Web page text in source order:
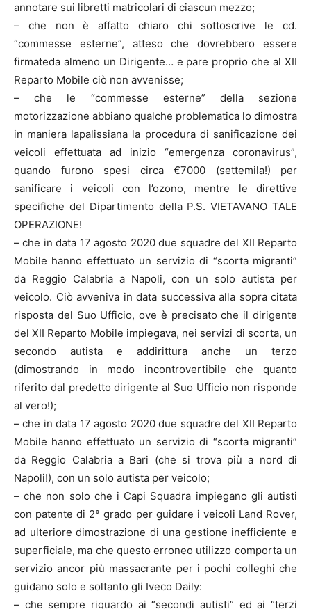
annotare sui libretti matricolari di ciascun mezzo;
– che non è affatto chiaro chi sottoscrive le cd.
“commesse esterne”, atteso che dovrebbero essere
firmateda almeno un Dirigente… e pare proprio che al XII
Reparto Mobile ciò non avvenisse;
– che le “commesse esterne” della sezione
motorizzazione abbiano qualche problematica lo dimostra
in maniera lapalissiana la procedura di sanificazione dei
veicoli effettuata ad inizio “emergenza coronavirus”,
quando furono spesi circa €7000 (settemila!) per
sanificare i veicoli con l’ozono, mentre le direttive
specifiche del Dipartimento della P.S. VIETAVANO TALE
OPERAZIONE!
– che in data 17 agosto 2020 due squadre del XII Reparto
Mobile hanno effettuato un servizio di “scorta migranti”
da Reggio Calabria a Napoli, con un solo autista per
veicolo. Ciò avveniva in data successiva alla sopra citata
risposta del Suo Ufficio, ove è precisato che il dirigente
del XII Reparto Mobile impiegava, nei servizi di scorta, un
secondo autista e addirittura anche un terzo
(dimostrando in modo incontrovertibile che quanto
riferito dal predetto dirigente al Suo Ufficio non risponde
al vero!);
– che in data 17 agosto 2020 due squadre del XII Reparto
Mobile hanno effettuato un servizio di “scorta migranti”
da Reggio Calabria a Bari (che si trova più a nord di
Napoli!), con un solo autista per veicolo;
– che non solo che i Capi Squadra impiegano gli autisti
con patente di 2° grado per guidare i veicoli Land Rover,
ad ulteriore dimostrazione di una gestione inefficiente e
superficiale, ma che questo erroneo utilizzo comporta un
servizio ancor più massacrante per i pochi colleghi che
guidano solo e soltanto gli Iveco Daily:
– che sempre riguardo ai “secondi autisti” ed ai “terzi